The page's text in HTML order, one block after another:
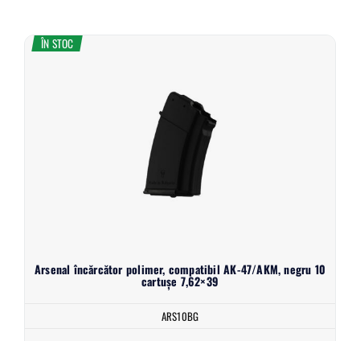
Arsenal încărcător polimer, compatibil AK-47/AKM, negru 10
cartușe 7,62×39
ARS10BG
ÎN STOC